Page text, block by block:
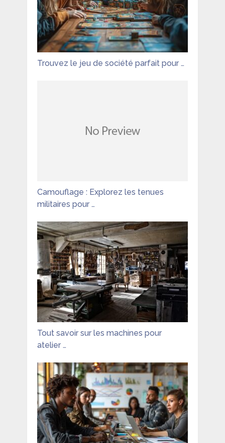
Trouvez le jeu de société parfait pour …
Camouflage : Explorez les tenues
militaires pour …
Tout savoir sur les machines pour
atelier …